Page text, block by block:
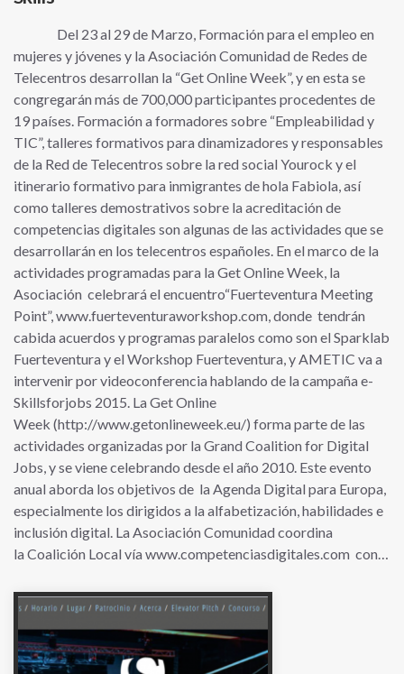
Del 23 al 29 de Marzo, Formación para el empleo en
mujeres y jóvenes y la Asociación Comunidad de Redes de
Telecentros desarrollan la “Get Online Week”, y en esta se
congregarán más de 700,000 participantes procedentes de
19 países. Formación a formadores sobre “Empleabilidad y
TIC”, talleres formativos para dinamizadores y responsables
de la Red de Telecentros sobre la red social Yourock y el
itinerario formativo para inmigrantes de hola Fabiola, así
como talleres demostrativos sobre la acreditación de
competencias digitales son algunas de las actividades que se
desarrollarán en los telecentros españoles. En el marco de la
actividades programadas para la Get Online Week, la
Asociación celebrará el encuentro“Fuerteventura Meeting
Point”, www.fuerteventuraworkshop.com, donde tendrán
cabida acuerdos y programas paralelos como son el Sparklab
Fuerteventura y el Workshop Fuerteventura, y AMETIC va a
intervenir por videoconferencia hablando de la campaña e-
Skillsforjobs 2015. La Get Online
Week (http://www.getonlineweek.eu/) forma parte de las
actividades organizadas por la Grand Coalition for Digital
Jobs, y se viene celebrando desde el año 2010. Este evento
anual aborda los objetivos de la Agenda Digital para Europa,
especialmente los dirigidos a la alfabetización, habilidades e
inclusión digital. La Asociación Comunidad coordina
la Coalición Local vía www.competenciasdigitales.com con…